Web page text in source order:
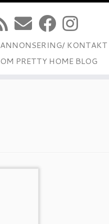
ANNONSERING/ KONTAKT
OM PRETTY HOME BLOG